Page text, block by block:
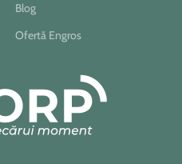
Blog
Ofertă Engros